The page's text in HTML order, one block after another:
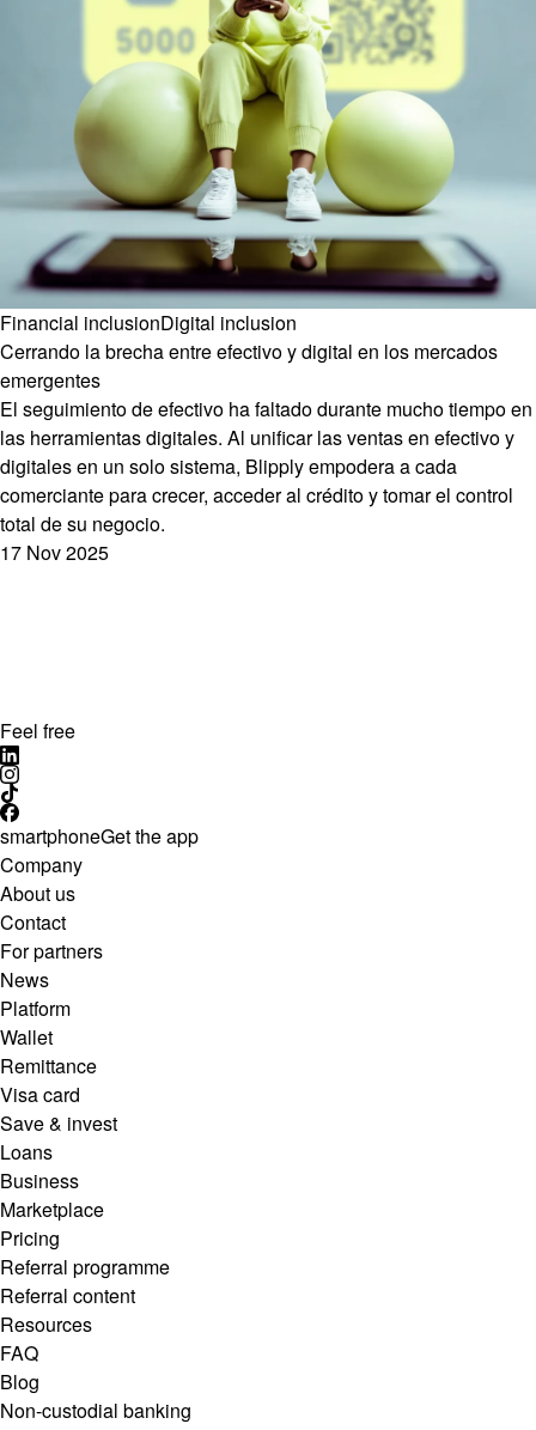
Financial inclusionDigital inclusion
Cerrando la brecha entre efectivo y digital en los mercados
emergentes
El seguimiento de efectivo ha faltado durante mucho tiempo en
las herramientas digitales. Al unificar las ventas en efectivo y
digitales en un solo sistema, Blipply empodera a cada
comerciante para crecer, acceder al crédito y tomar el control
total de su negocio.
17 Nov 2025
Feel free
smartphoneGet the app
Company
About us
Contact
For partners
News
Platform
Wallet
Remittance
Visa card
Save & invest
Loans
Business
Marketplace
Pricing
Referral programme
Referral content
Resources
FAQ
Blog
Non-custodial banking